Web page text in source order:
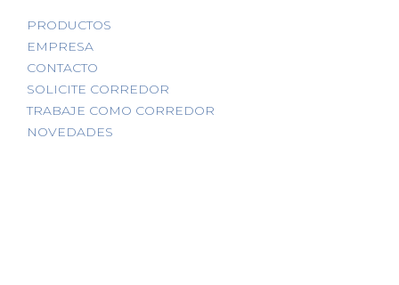
PRODUCTOS
EMPRESA
CONTACTO
SOLICITE CORREDOR
TRABAJE COMO CORREDOR
NOVEDADES